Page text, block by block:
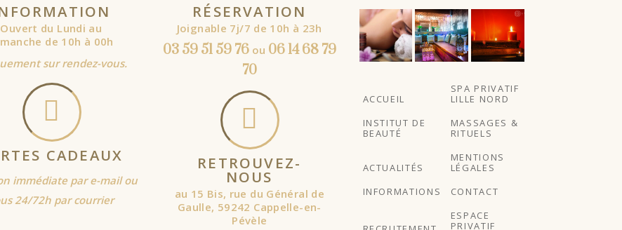
Ouvert du Lundi au
de 10h à 00h
sur rendez-vous.
CADEAUX
immédiate par e-mail ou
24/72h par courrier
RÉSERVATION
Joignable 7j/7 de 10h à 23h
03 59 51 59 76ou 06 14 68 79
70
RETROUVEZ-
NOUS
au 15 Bis, rue du Général de
Gaulle, 59242 Cappelle-en-
Pévèle
À partir
de
ACCUEIL
SPA PRIVATIF
LILLE NORD
INSTITUT DE
BEAUTÉ
MASSAGES &
RITUELS
ACTUALITÉS
MENTIONS
LÉGALES
INFORMATIONS
CONTACT
ESPACE
PRIVATIF